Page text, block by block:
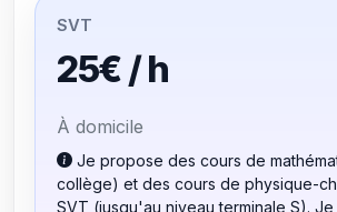
SVT
25€ / h
À domicile
Je propose des cours de
collège) et des cours de physique-
SVT (jusqu'au niveau terminale S). Je suis étudiant